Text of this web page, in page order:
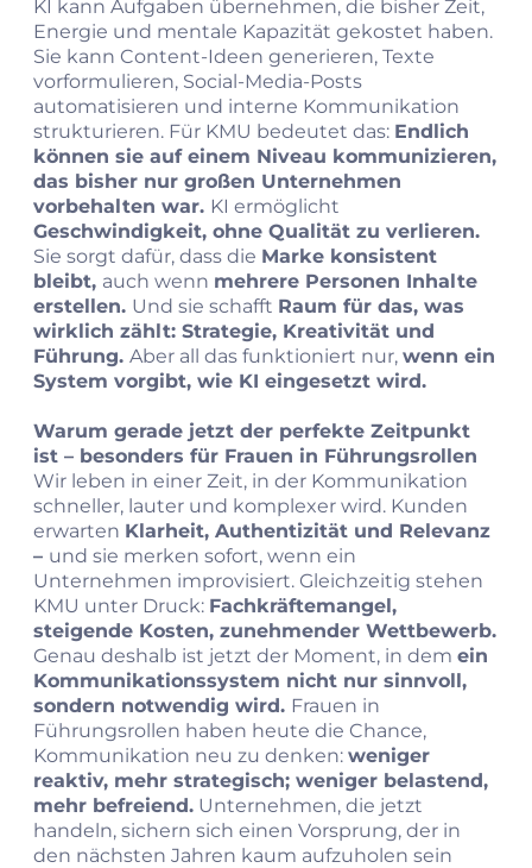
KI kann Aufgaben übernehmen, die bisher Zeit,
Energie und mentale Kapazität gekostet haben.
Sie kann Content‑Ideen generieren, Texte
vorformulieren, Social‑Media‑Posts
automatisieren und interne Kommunikation
strukturieren. Für KMU bedeutet das: Endlich
können sie auf einem Niveau kommunizieren,
das bisher nur großen Unternehmen
vorbehalten war. KI ermöglicht
Geschwindigkeit, ohne Qualität zu verlieren.
Sie sorgt dafür, dass die Marke konsistent
bleibt, auch wenn mehrere Personen Inhalte
erstellen. Und sie schafft Raum für das, was
wirklich zählt: Strategie, Kreativität und
Führung. Aber all das funktioniert nur, wenn ein
System vorgibt, wie KI eingesetzt wird.
Warum gerade jetzt der perfekte Zeitpunkt
ist – besonders für Frauen in Führungsrollen
Wir leben in einer Zeit, in der Kommunikation
schneller, lauter und komplexer wird. Kunden
erwarten Klarheit, Authentizität und Relevanz
– und sie merken sofort, wenn ein
Unternehmen improvisiert. Gleichzeitig stehen
KMU unter Druck: Fachkräftemangel,
steigende Kosten, zunehmender Wettbewerb.
Genau deshalb ist jetzt der Moment, in dem ein
Kommunikationssystem nicht nur sinnvoll,
sondern notwendig wird. Frauen in
Führungsrollen haben heute die Chance,
Kommunikation neu zu denken: weniger
reaktiv, mehr strategisch; weniger belastend,
mehr befreiend. Unternehmen, die jetzt
handeln, sichern sich einen Vorsprung, der in
den nächsten Jahren kaum aufzuholen sein